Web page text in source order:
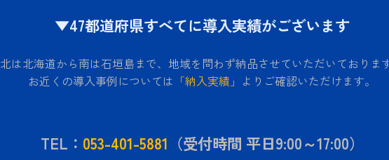
▼47都道府県すべてに導入実績がございます
北は北海道から南は石垣島まで、地域を問わず納品させていただいております
お近くの導入事例については 「納入実績」 よりご確認いただけます。
TEL： 053-401-5881 （受付時間 平日9:00～17:00）